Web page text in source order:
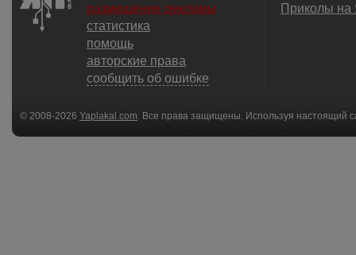
размещение рекламы
статистика
помощь
авторские права
сообщить об ошибке
Приколы
© 2008-2026 Yaplakal.com . Все права защищены. Используя настоящий
соглашения.